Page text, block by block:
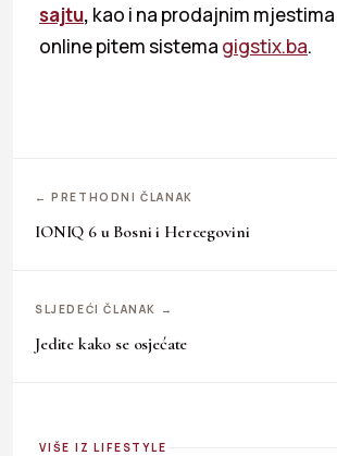
sajtu, kao i na prodajnim mjestima
online pitem sistema gigstix.ba.
← PRETHODNI ČLANAK
IONIQ 6 u Bosni i Hercegovini
SLJEDEĆI ČLANAK →
Jedite kako se osjećate
VIŠE IZ LIFESTYLE